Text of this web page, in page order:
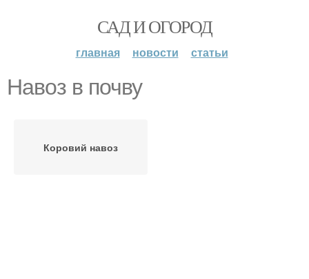
САД И ОГОРОД
главная новости статьи
Навоз в почву
Коровий навоз